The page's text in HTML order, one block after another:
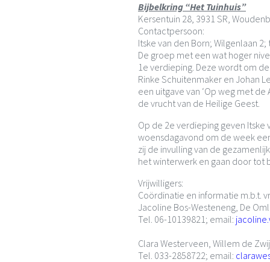
Bijbelkring “Het Tuinhuis”
Kersentuin 28, 3931 SR,
Contactpersoon:
Itske van den Born; Wilgenlaan
De groep met een wat hoger
1e verdieping. Deze wordt om
Rinke Schuitenmaker en Johan
een uitgave van ‘Op weg met
de vrucht van de Heilige Geest.
Op de 2e verdieping geven Itske
woensdagavond om de week
zij de invulling van de
het winterwerk en gaan door tot
Vrijwilligers:
Coördinatie en informatie m.b.t.
Jacoline Bos-Westeneng, De
Tel. 06-10139821; email:
Clara Westerveen, Willem de
Tel. 033-2858722; email: